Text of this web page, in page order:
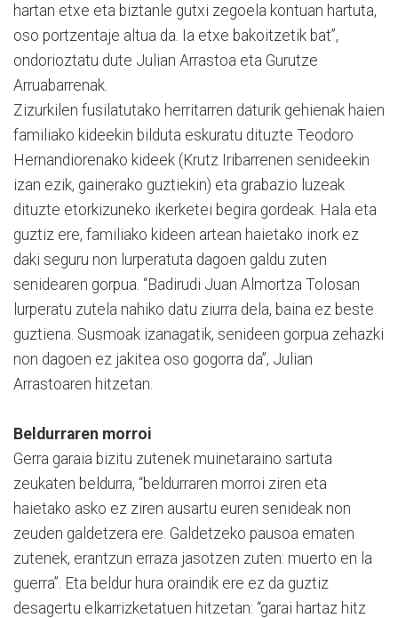
hartan etxe eta biztanle gutxi zegoela kontuan hartuta,
oso portzentaje altua da. Ia etxe bakoitzetik bat”,
ondorioztatu dute Julian Arrastoa eta Gurutze
Arruabarrenak.
Zizurkilen fusilatutako herritarren daturik gehienak haien
familiako kideekin bilduta eskuratu dituzte Teodoro
Hernandiorenako kideek (Krutz Iribarrenen senideekin
izan ezik, gainerako guztiekin) eta grabazio luzeak
dituzte etorkizuneko ikerketei begira gordeak. Hala eta
guztiz ere, familiako kideen artean haietako inork ez
daki seguru non lurperatuta dagoen galdu zuten
senidearen gorpua. “Badirudi Juan Almortza Tolosan
lurperatu zutela nahiko datu ziurra dela, baina ez beste
guztiena. Susmoak izanagatik, senideen gorpua zehazki
non dagoen ez jakitea oso gogorra da”, Julian
Arrastoaren hitzetan.
Beldurraren morroi
Gerra garaia bizitu zutenek muinetaraino sartuta
zeukaten beldurra, “beldurraren morroi ziren eta
haietako asko ez ziren ausartu euren senideak non
zeuden galdetzera ere. Galdetzeko pausoa ematen
zutenek, erantzun erraza jasotzen zuten: muerto en la
guerra”. Eta beldur hura oraindik ere ez da guztiz
desagertu elkarrizketatuen hitzetan: “garai hartaz hitz